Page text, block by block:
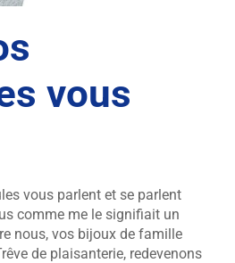
vous
vous parlent et se parlent
comme me le signifiait un
nous, vos bijoux de famille
de plaisanterie, redevenons